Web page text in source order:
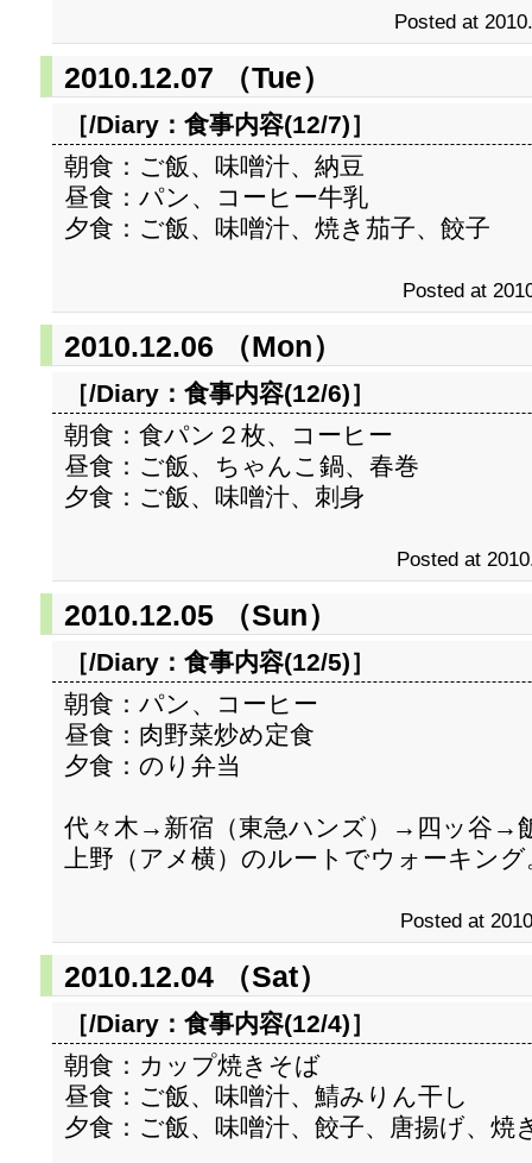
Posted at
2010.12.07 （Tue）
［/Diary： 食事内容(12/7)］
朝食：ご飯、味噌汁、納豆
昼食：パン、コーヒー牛乳
夕食：ご飯、味噌汁、焼き茄子、餃子
Posted at
2010.12.06 （Mon）
［/Diary： 食事内容(12/6)］
朝食：食パン２枚、コーヒー
昼食：ご飯、ちゃんこ鍋、春巻
夕食：ご飯、味噌汁、刺身
Posted at
2010.12.05 （Sun）
［/Diary： 食事内容(12/5)］
朝食：パン、コーヒー
昼食：肉野菜炒め定食
夕食：のり弁当
代々木→新宿（東急ハンズ）→四ッ谷
上野（アメ横）のルートでウォーキング
Posted at
2010.12.04 （Sat）
［/Diary： 食事内容(12/4)］
朝食：カップ焼きそば
昼食：ご飯、味噌汁、鯖みりん干し
夕食：ご飯、味噌汁、餃子、唐揚げ、焼